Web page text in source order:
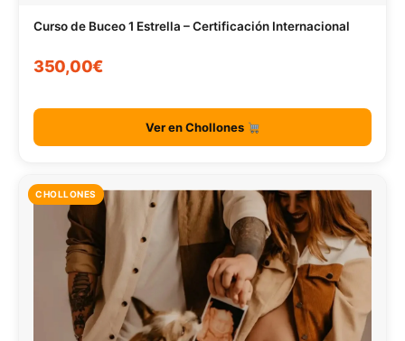
Curso de Buceo 1 Estrella – Certificación Internacional
350,00€
Ver en Chollones
CHOLLONES